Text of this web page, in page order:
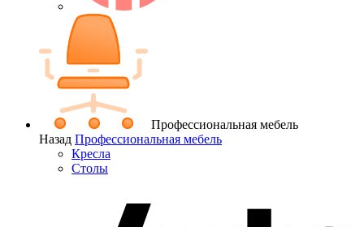
Профессиональная мебель
Назад Профессиональная мебель
Кресла
Столы